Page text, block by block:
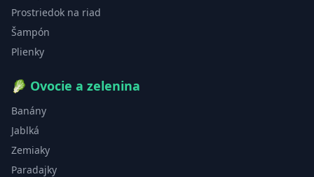
Prostriedok na riad
Šampón
Plienky
🥬 Ovocie a zelenina
Banány
Jablká
Zemiaky
Paradajky